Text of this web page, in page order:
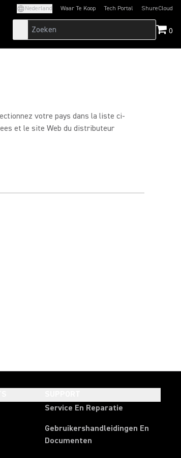
Nederland Waar Te Koop Tech Portal
(Opens in a new tab)ShureCloud
(Opens in a new
0
votre pays dans la liste ci-
et le site Web du distributeur
Service En Reparatie
Gebruikershandleidingen En
Documenten